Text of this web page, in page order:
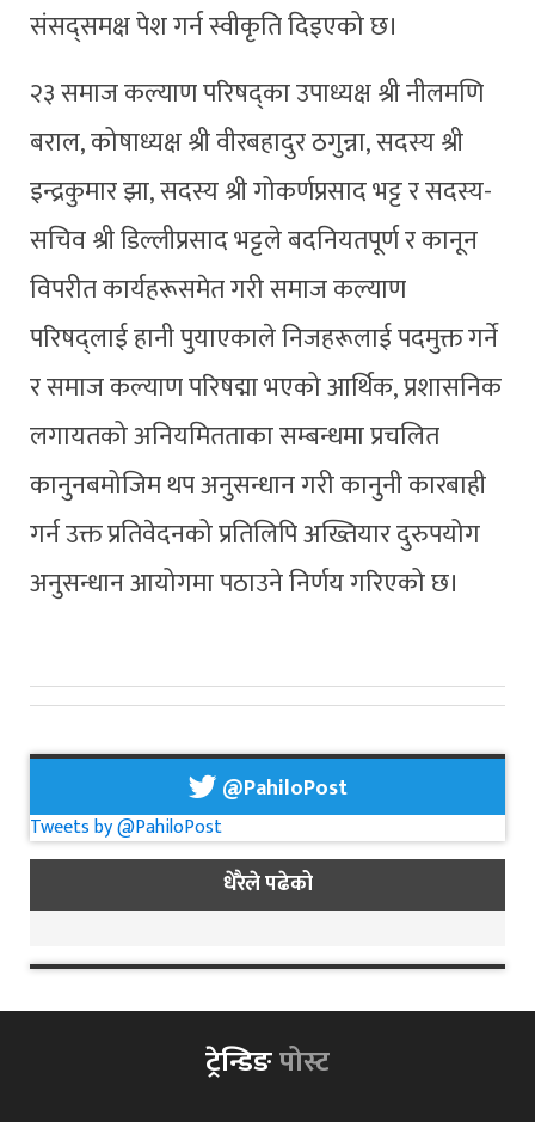
संसद्समक्ष पेश गर्न स्वीकृति दिइएको छ।
२३ समाज कल्याण परिषद्का उपाध्यक्ष श्री नीलमणि
बराल, कोषाध्यक्ष श्री वीरबहादुर ठगुन्ना, सदस्य श्री
इन्द्रकुमार झा, सदस्य श्री गोकर्णप्रसाद भट्ट र सदस्य-
सचिव श्री डिल्लीप्रसाद भट्टले बदनियतपूर्ण र कानून
विपरीत कार्यहरूसमेत गरी समाज कल्याण
परिषद्लाई हानी पुयाएकाले निजहरूलाई पदमुक्त गर्ने
र समाज कल्याण परिषद्मा भएको आर्थिक, प्रशासनिक
लगायतको अनियमितताका सम्बन्धमा प्रचलित
कानुनबमोजिम थप अनुसन्धान गरी कानुनी कारबाही
गर्न उक्त प्रतिवेदनको प्रतिलिपि अख्तियार दुरुपयोग
अनुसन्धान आयोगमा पठाउने निर्णय गरिएको छ।
@PahiloPost
Tweets by @PahiloPost
धेरैले पढेको
ट्रेन्डिङपोस्ट